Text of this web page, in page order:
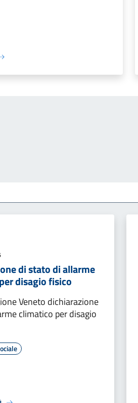
di stato di allarme
disagio fisico
Veneto dichiarazione
climatico per disagio